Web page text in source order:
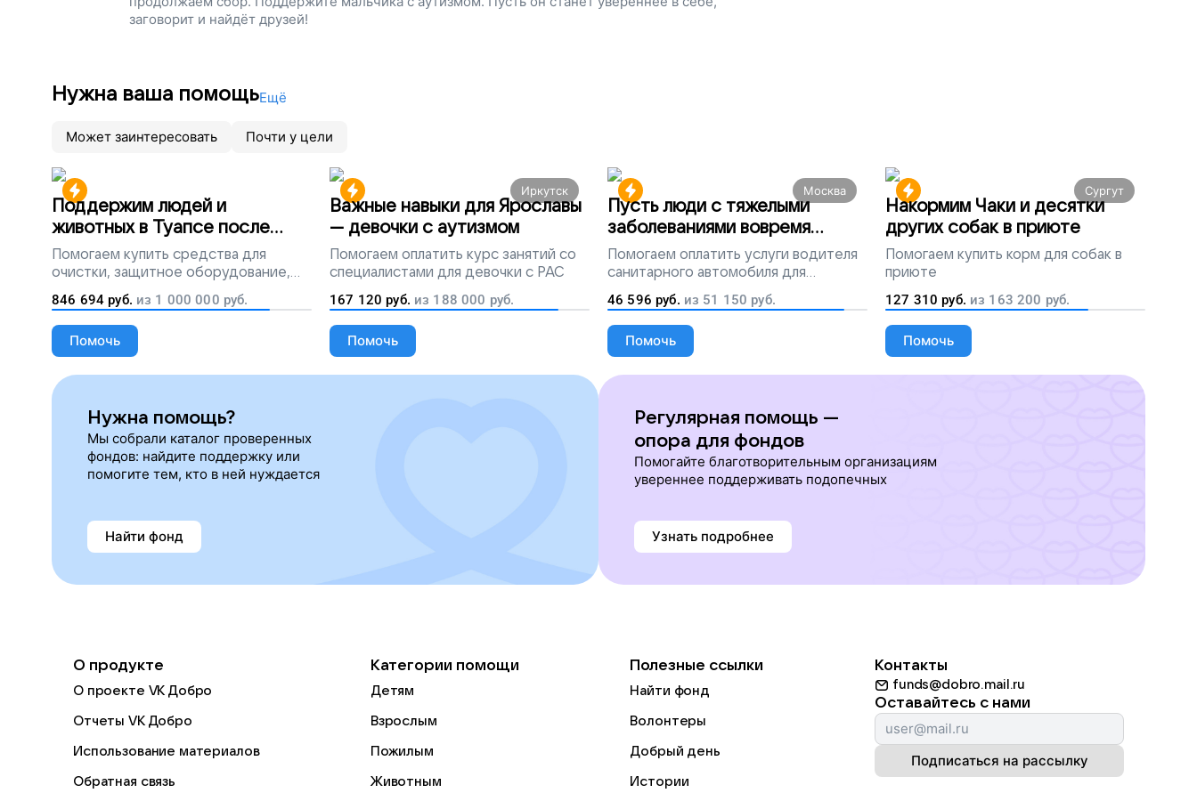
заговорит и найдёт друзей!
Нужна ваша помощьЕщё
Может заинтересовать Почти у цели
Поддержим людей и
животных в Туапсе после
разлива мазута
Помогаем купить средства для
очистки, защитное оборудование,
лекарства, корм и предметы первой
необходимости
846 694 руб. из 1 000 000 руб.
Помочь
Иркутск
Важные навыки для Ярославы
— девочки с аутизмом
Помогаем оплатить курс занятий со
специалистами для девочки с РАС
167 120 руб. из 188 000 руб.
Помочь
Москва
Пусть люди с тяжелыми
заболеваниями вовремя
попадут на лечение
Помогаем оплатить услуги водителя
санитарного автомобиля для
перевозки тяжелобольных людей
46 596 руб. из 51 150 руб.
Помочь
Сургут
Накормим Чаки и десятки
других собак в приюте
Помогаем купить корм для собак в
приюте
127 310 руб. из 163 200 руб.
Помочь
Нужна помощь?
Мы собрали каталог проверенных
фондов: найдите поддержку или
помогите тем, кто в ней нуждается
Найти фонд
Регулярная помощь —
опора для фондов
Помогайте благотворительным организациям
увереннее поддерживать подопечных
Узнать подробнее
О продукте
О проекте VK Добро
Отчеты VK Добро
Использование материалов
Обратная связь
Категории помощи
Детям
Взрослым
Пожилым
Животным
Полезные ссылки
Найти фонд
Волонтеры
Добрый день
Истории
Контакты
funds@dobro.mail.ru
Оставайтесь с нами
Подписаться на рассылку